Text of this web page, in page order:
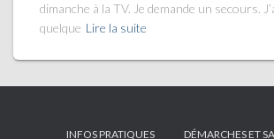
dimanche à la TV. Je demande un secours.
quelque Lire la suite
INFOS PRATIQUES DÉMARCHES ET